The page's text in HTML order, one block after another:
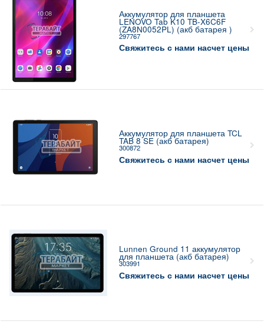
Аккумулятор для планшета
LENOVO Tab K10 TB-X6C6F
(ZA8N0052PL) (акб батарея )
297767
Свяжитесь с нами насчет цены
Аккумулятор для планшета TCL
TAB 8 SE (акб батарея)
300872
Свяжитесь с нами насчет цены
Lunnen Ground 11 аккумулятор
для планшета (акб батарея)
303991
Свяжитесь с нами насчет цены